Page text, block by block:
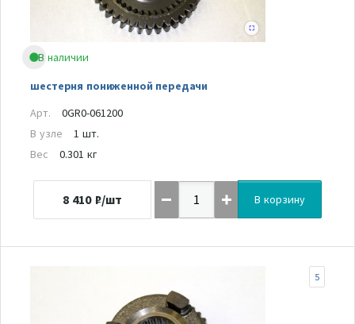
В наличии
шестерня пониженной передачи
Арт.
0GR0-061200
В узле
1 шт.
Вес
0.301 кг
8 410 ₽/шт В корзину
5